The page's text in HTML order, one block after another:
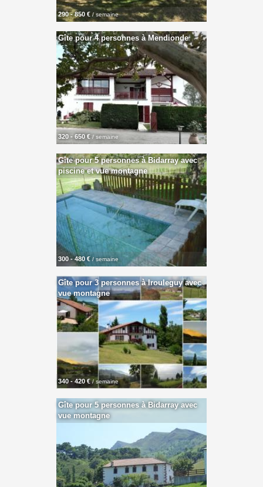
290 - 850 € / semaine
Gîte pour 4 personnes à Mendionde
320 - 650 € / semaine
Gîte pour 5 personnes à Bidarray avec
piscine et vue montagne
300 - 480 € / semaine
Gîte pour 3 personnes à Irouleguy avec
vue montagne
340 - 420 €/ semaine
Gîte pour 5 personnes à Bidarray avec
vue montagne